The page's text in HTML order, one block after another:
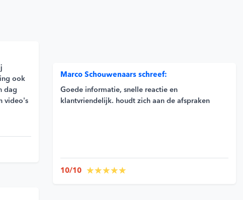
ook
dag
video's
Marco Schouwenaars schreef:
Goede informatie, snelle reactie en
klantvriendelijk. houdt zich aan de afspraken
10/10